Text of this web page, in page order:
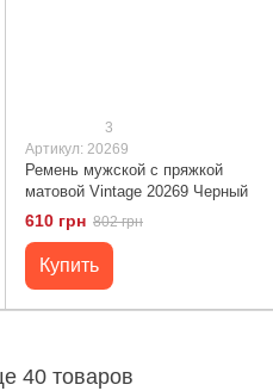
3
Артикул: 20269
Ремень мужской с пряжкой
матовой Vintage 20269 Черный
610 грн 802 грн
Купить
40 товаров